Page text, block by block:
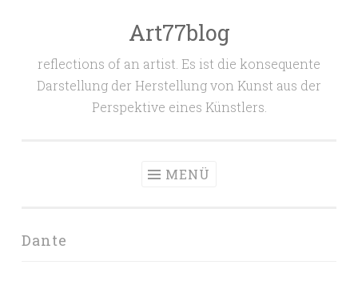
Art77blog
reflections of an artist. Es ist die konsequente
Darstellung der Herstellung von Kunst aus der
Perspektive eines Künstlers.
MENÜ
Dante